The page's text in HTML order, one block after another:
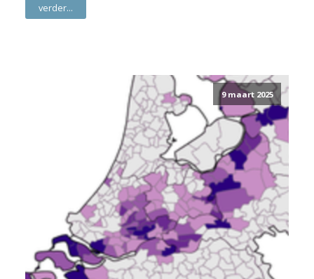
verder...
9 maart 2025